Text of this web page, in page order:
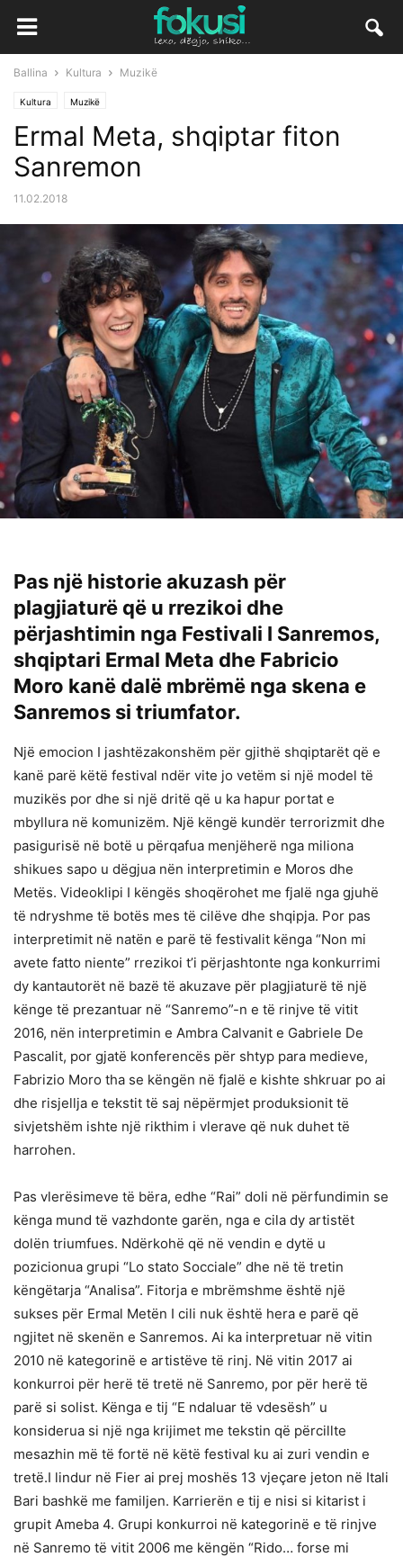
Ballina Kultura Muzikë
Kultura Muzikë
Ermal Meta, shqiptar fiton
Sanremon
11.02.2018
Pas një historie akuzash për
plagjiaturë që u rrezikoi dhe
përjashtimin nga Festivali I Sanremos,
shqiptari Ermal Meta dhe Fabricio
Moro kanë dalë mbrëmë nga skena e
Sanremos si triumfator.
Një emocion I jashtëzakonshëm për gjithë shqiptarët që e
kanë parë këtë festival ndër vite jo vetëm si një model të
muzikës por dhe si një dritë që u ka hapur portat e
mbyllura në komunizëm. Një këngë kundër terrorizmit dhe
pasigurisë në botë u përqafua menjëherë nga miliona
shikues sapo u dëgjua nën interpretimin e Moros dhe
Metës. Videoklipi I këngës shoqërohet me fjalë nga gjuhë
të ndryshme të botës mes të cilëve dhe shqipja. Por pas
interpretimit në natën e parë të festivalit kënga “Non mi
avete fatto niente” rrezikoi t’i përjashtonte nga konkurrimi
dy kantautorët në bazë të akuzave për plagjiaturë të një
kënge të prezantuar në “Sanremo”-n e të rinjve të vitit
2016, nën interpretimin e Ambra Calvanit e Gabriele De
Pascalit, por gjatë konferencës për shtyp para medieve,
Fabrizio Moro tha se këngën në fjalë e kishte shkruar po ai
dhe risjellja e tekstit të saj nëpërmjet produksionit të
sivjetshëm ishte një rikthim i vlerave që nuk duhet të
harrohen.
Pas vlerësimeve të bëra, edhe “Rai” doli në përfundimin se
kënga mund të vazhdonte garën, nga e cila dy artistët
dolën triumfues. Ndërkohë që në vendin e dytë u
pozicionua grupi “Lo stato Socciale” dhe në të tretin
këngëtarja “Analisa”. Fitorja e mbrëmshme është një
sukses për Ermal Metën I cili nuk është hera e parë që
ngjitet në skenën e Sanremos. Ai ka interpretuar në vitin
2010 në kategorinë e artistëve të rinj. Në vitin 2017 ai
konkurroi për herë të tretë në Sanremo, por për herë të
parë si solist. Kënga e tij “E ndaluar të vdesësh” u
konsiderua si një nga krijimet me tekstin që përcillte
mesazhin më të fortë në këtë festival ku ai zuri vendin e
tretë.I lindur në Fier ai prej moshës 13 vjeçare jeton në Itali
Bari bashkë me familjen. Karrierën e tij e nisi si kitarist i
grupit Ameba 4. Grupi konkurroi në kategorinë e të rinjve
në Sanremo të vitit 2006 me këngën “Rido… forse mi